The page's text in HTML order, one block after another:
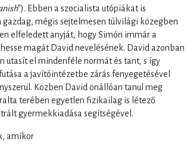
”). Ebben a szocialista utópiákat is
mégis sejtelmesen túlvilági közegben
elfeledett anyját, hogy Simón immár a
magát David nevelésének. David azonban
utasít el mindenféle normát és tant, s így
a javítóintézetbe zárás fenyegetésével
Közben David önállóan tanul meg
terében egyetlen fizikailag is létező
gyermekkiadása segítségével.
amikor